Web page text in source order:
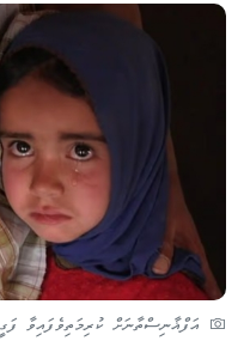
އަފްޣާނިސްތާނަށް ކުރިމަތިވެފައިވާ